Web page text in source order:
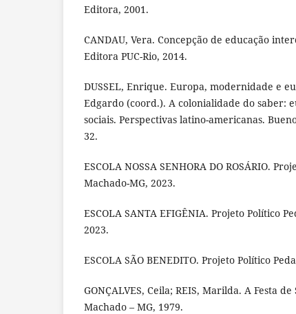
Editora, 2001.
CANDAU, Vera. Concepção de educação
Editora PUC-Rio, 2014.
DUSSEL, Enrique. Europa, modernidade e
Edgardo (coord.). A colonialidade do saber:
sociais. Perspectivas latino-americanas.
32.
ESCOLA NOSSA SENHORA DO ROSÁRIO.
Machado-MG, 2023.
ESCOLA SANTA EFIGÊNIA. Projeto Político
2023.
ESCOLA SÃO BENEDITO. Projeto Político
GONÇALVES, Ceila; REIS, Marilda. A Festa
Machado – MG, 1979.